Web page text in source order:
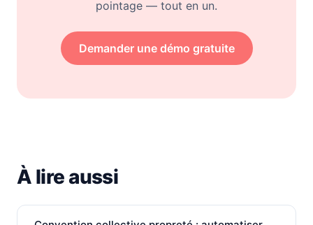
pointage — tout en un.
Demander une démo gratuite
À lire aussi